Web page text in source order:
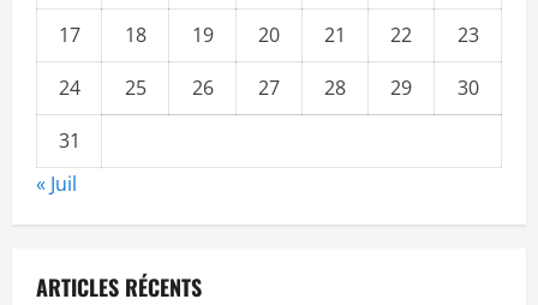
17
18 19 20 21 22
23
24
25 26 27 28 29
30
31
« Juil
ARTICLES RÉCENTS